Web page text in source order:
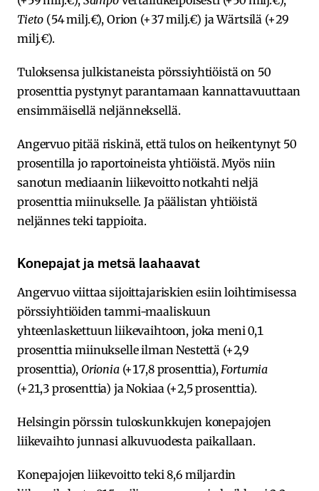
Tieto (54 milj.€), Orion (+37 milj.€) ja Wärtsilä (+29
milj.€).
Tuloksensa julkistaneista pörssiyhtiöistä on 50
prosenttia pystynyt parantamaan kannattavuuttaan
ensimmäisellä neljänneksellä.
Angervuo pitää riskinä, että tulos on heikentynyt 50
prosentilla jo raportoineista yhtiöistä. Myös niin
sanotun mediaanin liikevoitto notkahti neljä
prosenttia miinukselle. Ja päälistan yhtiöistä
neljännes teki tappioita.
Konepajat ja metsä laahaavat
Angervuo viittaa sijoittajariskien esiin loihtimisessa
pörssiyhtiöiden tammi-maaliskuun
yhteenlaskettuun liikevaihtoon, joka meni 0,1
prosenttia miinukselle ilman Nestettä (+2,9
prosenttia), Orionia(+17,8 prosenttia),Fortumia
(+21,3 prosenttia) ja Nokiaa (+2,5 prosenttia).
Helsingin pörssin tuloskunkkujen konepajojen
liikevaihto junnasi alkuvuodesta paikallaan.
Konepajojen liikevoitto teki 8,6 miljardin